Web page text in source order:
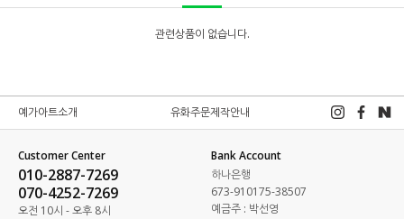
관련상품이 없습니다.
예가아트소개 유화주문제작안내
Customer Center
010-2887-7269
070-4252-7269
오전 10시 - 오후 8시
Bank Account
하나은행
673-910175-38507
예금주 : 박선영